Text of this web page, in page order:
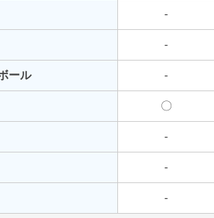
-
-
ール -
〇
-
-
-